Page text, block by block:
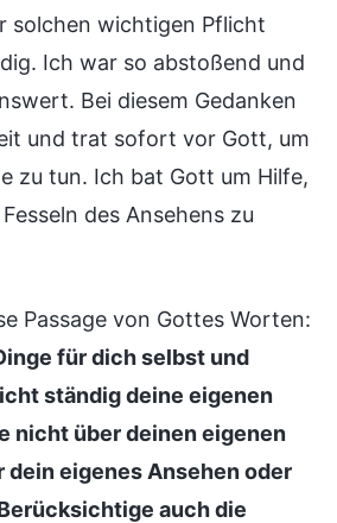
solchen wichtigen Pflicht
Ich war so abstoßend und
Bei diesem Gedanken
und trat sofort vor Gott, um
zu tun. Ich bat Gott um Hilfe,
des Ansehens zu
Passage von Gottes Worten:
für dich selbst und
ständig deine eigenen
nicht über deinen eigenen
dein eigenes Ansehen oder
auch die